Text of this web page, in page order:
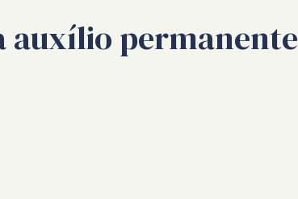
auxílio permanente